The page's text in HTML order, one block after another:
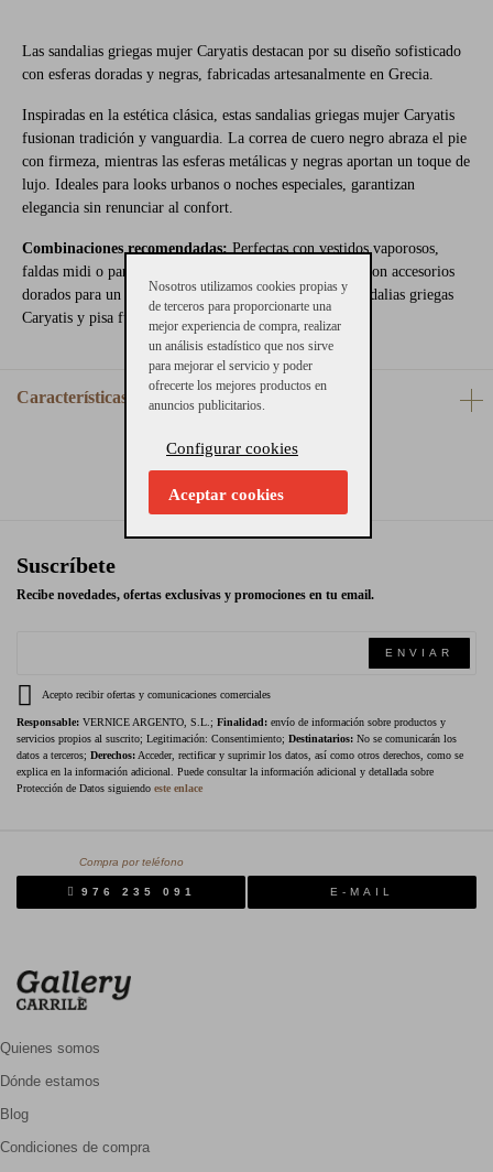
Las sandalias griegas mujer Caryatis destacan por su diseño sofisticado
con esferas doradas y negras, fabricadas artesanalmente en Grecia.
Inspiradas en la estética clásica, estas sandalias griegas mujer Caryatis
fusionan tradición y vanguardia. La correa de cuero negro abraza el pie
con firmeza, mientras las esferas metálicas y negras aportan un toque de
lujo. Ideales para looks urbanos o noches especiales, garantizan
elegancia sin renunciar al confort.
Combinaciones recomendadas:Perfectas con vestidos vaporosos,
faldas midi o pantalones anchos de lino. Complementa con accesorios
dorados para un estilismo armonioso. ¡Haz tuyas las sandalias griegas
Caryatis y pisa fuerte con elegancia este verano!
Características
Suscríbete
Recibe novedades, ofertas exclusivas y promociones en tu email.
ENVIAR
Acepto recibir ofertas y comunicaciones comerciales
Responsable: VERNICE ARGENTO, S.L.; Finalidad: envío de información sobre productos y
servicios propios al suscrito; Legitimación: Consentimiento; Destinatarios: No se comunicarán los
datos a terceros; Derechos: Acceder, rectificar y suprimir los datos, así como otros derechos, como se
explica en la información adicional. Puede consultar la información adicional y detallada sobre
Protección de Datos siguiendo este enlace
Compra por teléfono
976 235 091 E-MAIL
Quienes somos
Dónde estamos
Blog
Condiciones de compra
Nosotros utilizamos cookies propias y
de terceros para proporcionarte una
mejor experiencia de compra, realizar
un análisis estadístico que nos sirve
para mejorar el servicio y poder
ofrecerte los mejores productos en
anuncios publicitarios.
Configurar cookies
Aceptar cookies